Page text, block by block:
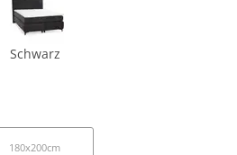
Schwarz
180x200cm